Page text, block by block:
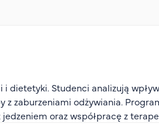
i dietetyki. Studenci analizują
z zaburzeniami odżywiania.
oraz współpracę z